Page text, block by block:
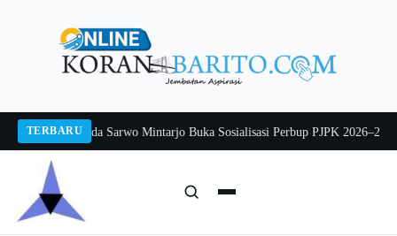
TERBARU
2026Pj Sekda Sarwo Mintarjo Buka Sosialisasi Perbup PJPK 2026–2030